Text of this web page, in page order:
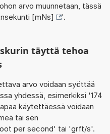
arvo muunnetaan, tässä
[mNs] '.
täyttä tehoa
arvo voidaan syöttää
yhdessä, esimerkiksi '174
käytettäessä voidaan
tai sen
per second' tai 'grft/s'.